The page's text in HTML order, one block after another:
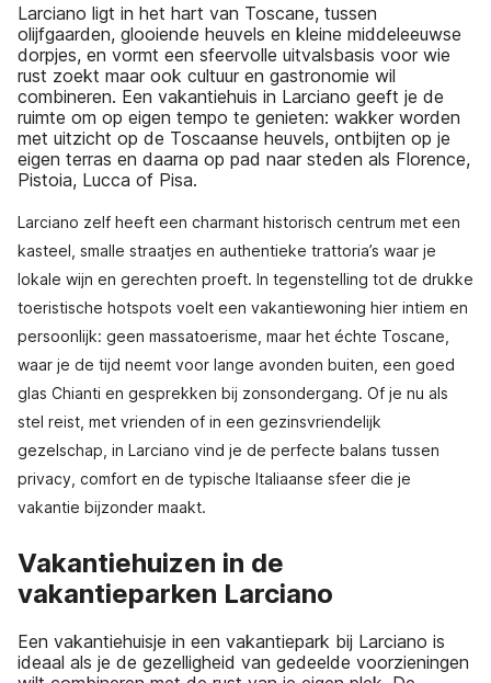
Larciano ligt in het hart van Toscane, tussen
olijfgaarden, glooiende heuvels en kleine middeleeuwse
dorpjes, en vormt een sfeervolle uitvalsbasis voor wie
rust zoekt maar ook cultuur en gastronomie wil
combineren. Een vakantiehuis in Larciano geeft je de
ruimte om op eigen tempo te genieten: wakker worden
met uitzicht op de Toscaanse heuvels, ontbijten op je
eigen terras en daarna op pad naar steden als Florence,
Pistoia, Lucca of Pisa.
Larciano zelf heeft een charmant historisch centrum met een
kasteel, smalle straatjes en authentieke trattoria’s waar je
lokale wijn en gerechten proeft. In tegenstelling tot de drukke
toeristische hotspots voelt een vakantiewoning hier intiem en
persoonlijk: geen massatoerisme, maar het échte Toscane,
waar je de tijd neemt voor lange avonden buiten, een goed
glas Chianti en gesprekken bij zonsondergang. Of je nu als
stel reist, met vrienden of in een gezinsvriendelijk
gezelschap, in Larciano vind je de perfecte balans tussen
privacy, comfort en de typische Italiaanse sfeer die je
vakantie bijzonder maakt.
Vakantiehuizen in de
vakantieparken Larciano
Een vakantiehuisje in een vakantiepark bij Larciano is
ideaal als je de gezelligheid van gedeelde voorzieningen